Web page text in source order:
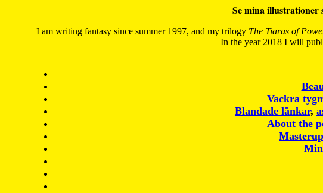
Se mina illustrationer
I am writing fantasy since summer 1997, and my trilogy The Tiaras of
In the year 2018 I will
Vackra
Blandade länkar,
About the